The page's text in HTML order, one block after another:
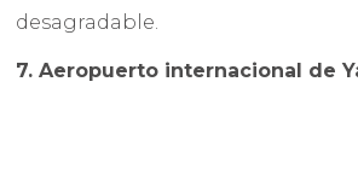
desagradable.
7. Aeropuerto internacional de